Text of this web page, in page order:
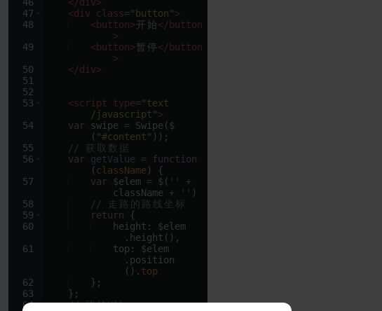
47
48
49
50
51
52
53
54
55
56
57
58
59
60
61
62
63
64
<div class="button">
<button>开 始</ button
>
<button>暂 停</ button
>
</div>
<script type="text
/javascript">
var
swipe = Swipe($
( "#content" )) ;
//
获 取 数
据
var getValue = function
(className)
{
var $elem = $( ''
+
className + '' )
//
走 路 的 路 线 坐 标
return
{
height :
$elem
. height ( ) ,
top :
$elem
. position
( ) . top
} ;
} ;
// 路的Y轴